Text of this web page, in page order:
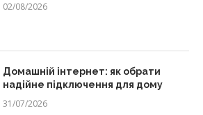
02/08/2026
Домашній інтернет: як обрати
надійне підключення для дому
31/07/2026